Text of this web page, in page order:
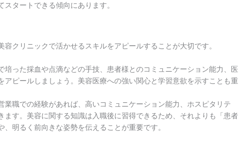
タートできる傾向にあります。
クリニックで活かせるスキルをアピールすることが大切です。
培った採血や点滴などの手技、患者様とのコミュニケーション能力、医
アピールしましょう。美容医療への強い関心と学習意欲を示すことも重
業職での経験があれば、高いコミュニケーション能力、ホスピタリテ
ます。美容に関する知識は入職後に習得できるため、それよりも「患者
明るく前向きな姿勢を伝えることが重要です。